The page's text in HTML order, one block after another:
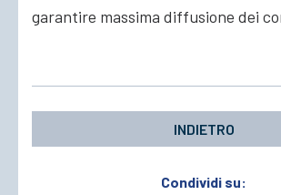
garantire massima diffusione dei
INDIETRO
Condividi su: